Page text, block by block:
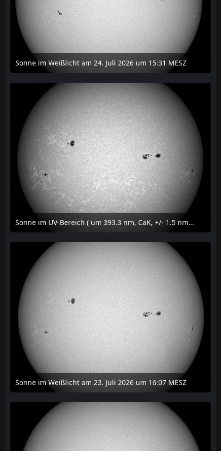
Sonne im Weißlicht am 24. Juli 2026 um 15:31 MESZ
24. Juli 2026 um 21:45
Sonne im UV-Bereich ( um 393.3 nm, CaK, +/- 1.5 nm) am 23. Juli 2026 um 16:15 MESZ
24. Juli 2026 um 20:42
Sonne im Weißlicht am 23. Juli 2026 um 16:07 MESZ
24. Juli 2026 um 20:42